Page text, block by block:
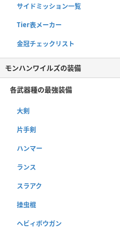
サイドミッション一覧
Tier表メーカー
金冠チェックリスト
モンハンワイルズの装備
各武器種の最強装備
大剣
片手剣
ハンマー
ランス
スラアク
操虫棍
ヘビィボウガン